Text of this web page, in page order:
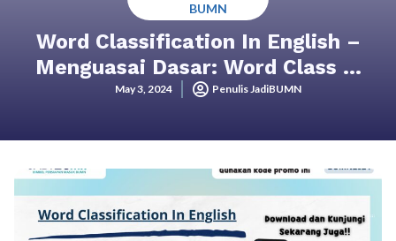
BUMN
Word Classification In English –
Menguasai Dasar: Word Class …
May 3, 2024 Penulis JadiBUMN